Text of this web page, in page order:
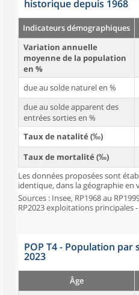
historique depuis 1968
Indicateurs démographiques
Variation annuelle
moyenne de la population
en %
due au solde naturel en %
due au solde apparent des
entrées sorties en %
Taux de natalité (‰)
Taux de mortalité (‰)
Les données proposées sont
identique, dans la géographie en
Sources : Insee, RP1968 au
RP2023 exploitations principales
POP T4 - Population par
2023
Âge